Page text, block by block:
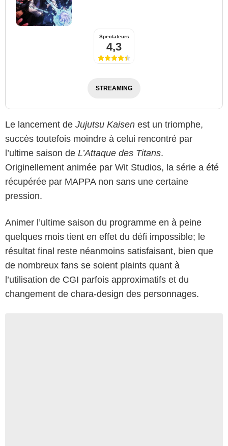
Spectateurs
4,3
STREAMING
Le lancement de Jujutsu Kaisen est un triomphe,
succès toutefois moindre à celui rencontré par
l’ultime saison de L’Attaque des Titans.
Originellement animée par Wit Studios, la série a été
récupérée par MAPPA non sans une certaine
pression.
Animer l’ultime saison du programme en à peine
quelques mois tient en effet du défi impossible; le
résultat final reste néanmoins satisfaisant, bien que
de nombreux fans se soient plaints quant à
l’utilisation de CGI parfois approximatifs et du
changement de chara-design des personnages.